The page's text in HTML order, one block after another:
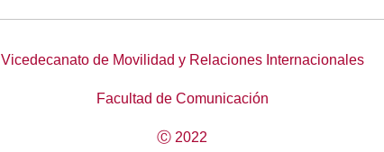
Vicedecanato de Movilidad y Relaciones Internacionales
Facultad de Comunicación
Ⓒ 2022